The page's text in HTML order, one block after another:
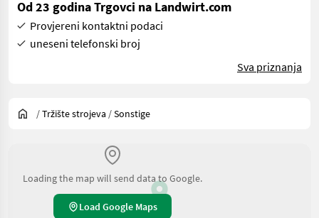
Od 23 godina Trgovci na Landwirt.com
Provjereni kontaktni podaci
uneseni telefonski broj
Sva priznanja
/Tržište strojeva /Sonstige
Loading the map will send data to Google.
Load Google Maps